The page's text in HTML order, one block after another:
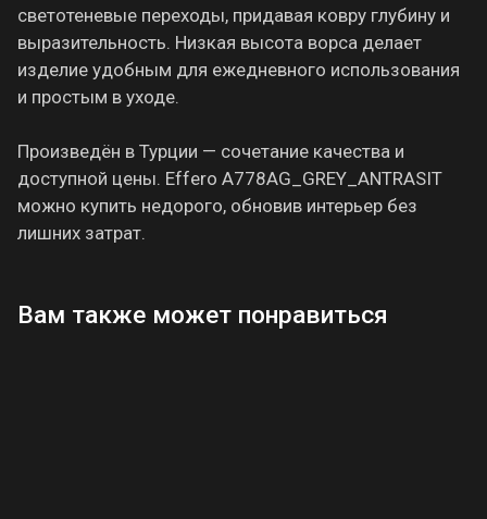
светотеневые переходы, придавая ковру глубину и
выразительность. Низкая высота ворса делает
изделие удобным для ежедневного использования
и простым в уходе.
Произведён в Турции — сочетание качества и
доступной цены. Effero A778AG_GREY_ANTRASIT
можно купить недорого, обновив интерьер без
лишних затрат.
Вам также может понравиться